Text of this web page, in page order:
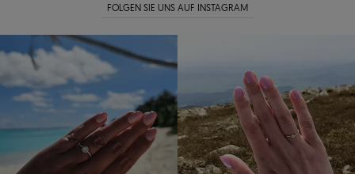
FOLGEN SIE UNS AUF INSTAGRAM